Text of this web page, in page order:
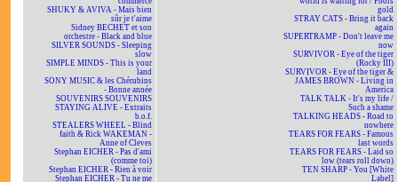
SHUKY & AVIVA - Mais bien
sûr je t'aime
Sidney BECHET et son
orchestre - Black and blue
SILVER SOUNDS - Sleeping
slow
SIMPLE MINDS - This is your
land
SONY MUSIC & les Chérubins
- Bonne année
SOUVENIRS SOUVENIRS
STAYING ALIVE - Extraits
b.o.f.
STEALERS WHEEL - Blind
faith & Rick WAKEMAN -
Anne of Cleves
Stephan EICHER - Pas d'ami
(comme toi)
Stephan EICHER - Rien à voir
Stephan EICHER - Tu ne me
gold
STRAY CATS - Bring it back
again
SUPERTRAMP - Don't leave me
now
SURVIVOR - Eye of the tiger
(Rocky III)
SURVIVOR - Eye of the tiger &
JAMES BROWN - Living in
America
TALK TALK - It's my life /
Such a shame
TALKING HEADS - Road to
nowhere
TEARS FOR FEARS - Famous
last words
TEARS FOR FEARS - Laid so
low (tears roll down)
TEN SHARP - You [White
Label]